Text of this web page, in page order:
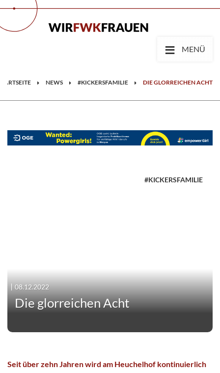
≡ MENÜ
NEWS #KICKERSFAMILIE DIE GLORREICHEN ACHT
08.12.2022
Die glorreichen Acht
#KICKERSFAMILIE
Seit über zehn Jahren wird am Heuchelhof kontinuierlich